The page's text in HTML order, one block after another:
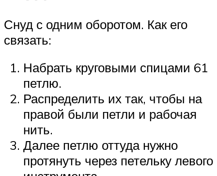
Снуд с одним оборотом. Как его
связать:
Набрать круговыми спицами 61
петлю.
Распределить их так, чтобы на
правой были петли и рабочая
нить.
Далее петлю оттуда нужно
протянуть через петельку левого